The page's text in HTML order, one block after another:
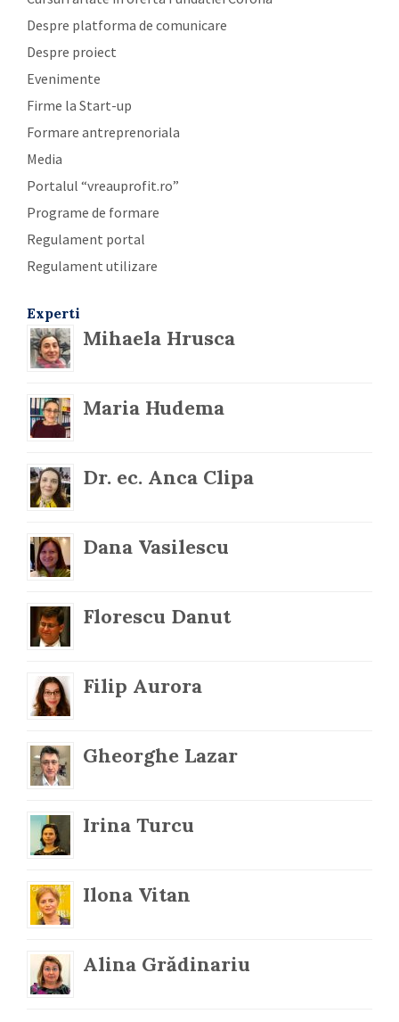
Despre platforma de comunicare
Despre proiect
Evenimente
Firme la Start-up
Formare antreprenoriala
Media
Portalul “vreauprofit.ro”
Programe de formare
Regulament portal
Regulament utilizare
Experti
Mihaela Hrusca
Maria Hudema
Dr. ec. Anca Clipa
Dana Vasilescu
Florescu Danut
Filip Aurora
Gheorghe Lazar
Irina Turcu
Ilona Vitan
Alina Grădinariu